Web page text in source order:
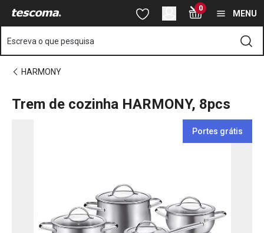
Está na página Trem de cozinha HARMONY, 8pcs
Saltar para o conteúdo principal
Saltar para a pesquisa
Saltar para a navegação 0
MENU
Escreva o que pesquisa
HARMONY
Trem de cozinha HARMONY, 8pcs
Portes grátis